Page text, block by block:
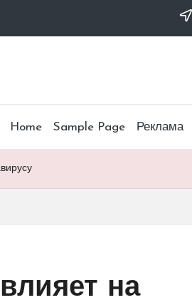
Home Sample Page Реклама
на